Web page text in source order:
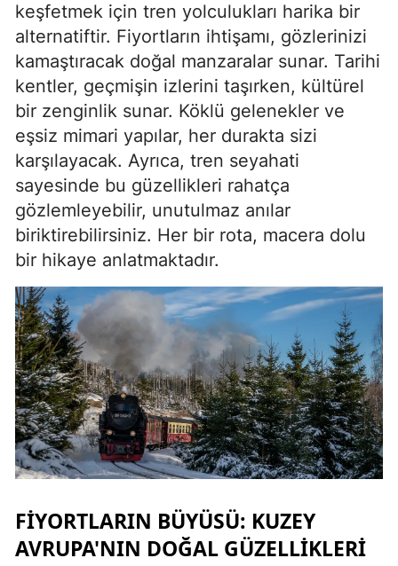
Isparta
Mersin
İstanbul
İzmir
Kars
Kastamonu
Kayseri
Kırşehir
Kocaeli
Konya
Kütahya
Malatya
Kahramanmaraş
keşfetmek için tren yolculukları harika bir
alternatiftir. Fiyortların ihtişamı, gözlerinizi
kamaştıracak doğal manzaralar sunar. Tarihi
kentler, geçmişin izlerini taşırken, kültürel
bir zenginlik sunar. Köklü gelenekler ve
eşsiz mimari yapılar, her durakta sizi
karşılayacak. Ayrıca, tren seyahati
sayesinde bu güzellikleri rahatça
gözlemleyebilir, unutulmaz anılar
biriktirebilirsiniz. Her bir rota, macera dolu
bir hikaye anlatmaktadır.
FIYORTLARIN BÜYÜSÜ: KUZEY
AVRUPA'NIN DOĞAL GÜZELLIKLERI